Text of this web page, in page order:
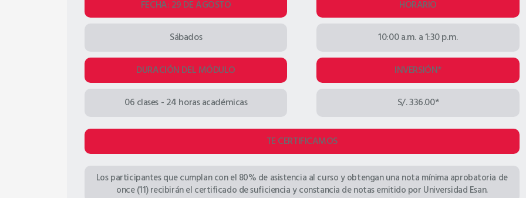
FECHA: 29 DE AGOSTO
Sábados
DURACIÓN DEL MÓDULO
06 clases - 24 horas académicas
HORARIO
10:00 a.m. a 1:30 p.m.
INVERSIÓN*
S/. 336.00*
TE CERTIFICAMOS
Los participantes que cumplan con el 80% de asistencia al curso y obtengan una nota mínima aprobatoria de
once (11) recibirán el certificado de suficiencia y constancia de notas emitido por Universidad Esan.